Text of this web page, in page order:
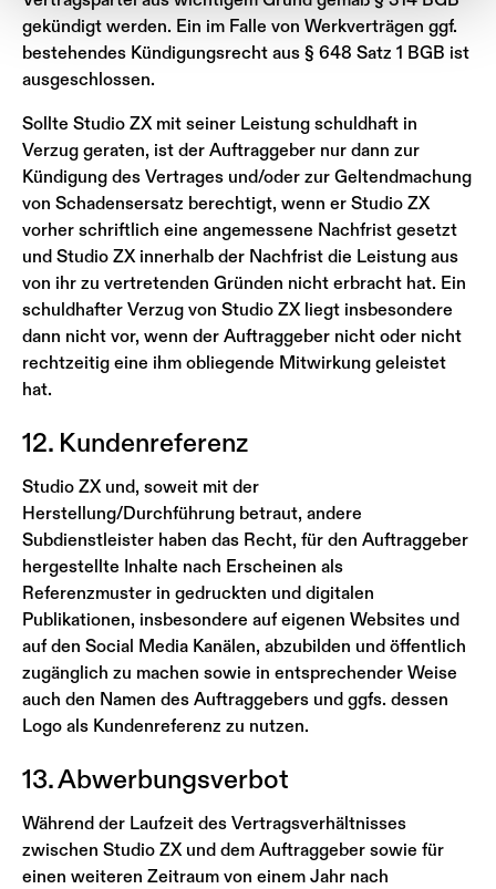
gekündigt werden. Ein im Falle von Werkverträgen ggf.
bestehendes Kündigungsrecht aus § 648 Satz 1 BGB ist
ausgeschlossen.
Sollte Studio ZX mit seiner Leistung schuldhaft in
Verzug geraten, ist der Auftraggeber nur dann zur
Kündigung des Vertrages und/oder zur Geltendmachung
von Schadensersatz berechtigt, wenn er Studio ZX
vorher schriftlich eine angemessene Nachfrist gesetzt
und Studio ZX innerhalb der Nachfrist die Leistung aus
von ihr zu vertretenden Gründen nicht erbracht hat. Ein
schuldhafter Verzug von Studio ZX liegt insbesondere
dann nicht vor, wenn der Auftraggeber nicht oder nicht
rechtzeitig eine ihm obliegende Mitwirkung geleistet
hat.
12. Kundenreferenz
Studio ZX und, soweit mit der
Herstellung/Durchführung betraut, andere
Subdienstleister haben das Recht, für den Auftraggeber
hergestellte Inhalte nach Erscheinen als
Referenzmuster in gedruckten und digitalen
Publikationen, insbesondere auf eigenen Websites und
auf den Social Media Kanälen, abzubilden und öffentlich
zugänglich zu machen sowie in entsprechender Weise
auch den Namen des Auftraggebers und ggfs. dessen
Logo als Kundenreferenz zu nutzen.
13. Abwerbungsverbot
Während der Laufzeit des Vertragsverhältnisses
zwischen Studio ZX und dem Auftraggeber sowie für
einen weiteren Zeitraum von einem Jahr nach